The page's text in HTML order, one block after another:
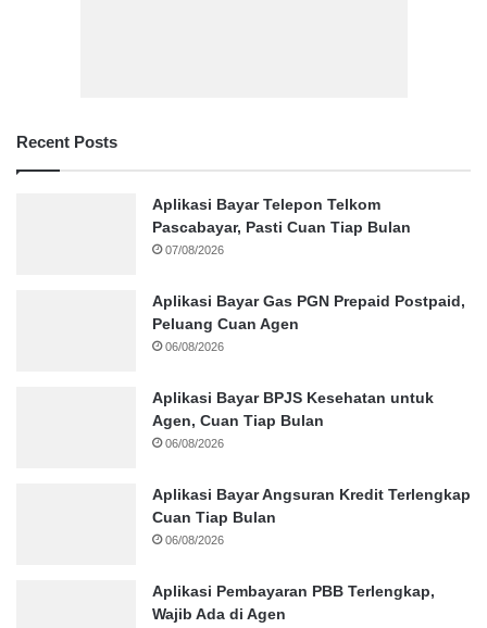
Recent Posts
Aplikasi Bayar Telepon Telkom
Pascabayar, Pasti Cuan Tiap Bulan
07/08/2026
Aplikasi Bayar Gas PGN Prepaid Postpaid,
Peluang Cuan Agen
06/08/2026
Aplikasi Bayar BPJS Kesehatan untuk
Agen, Cuan Tiap Bulan
06/08/2026
Aplikasi Bayar Angsuran Kredit Terlengkap
Cuan Tiap Bulan
06/08/2026
Aplikasi Pembayaran PBB Terlengkap,
Wajib Ada di Agen